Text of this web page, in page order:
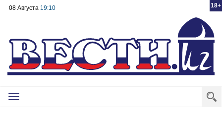
18+
08 Августа 19:10
Toggle